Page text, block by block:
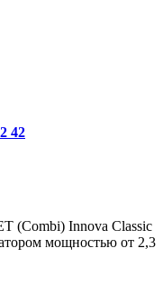
42
(Combi) Innova Classic
мощностью от 2,3